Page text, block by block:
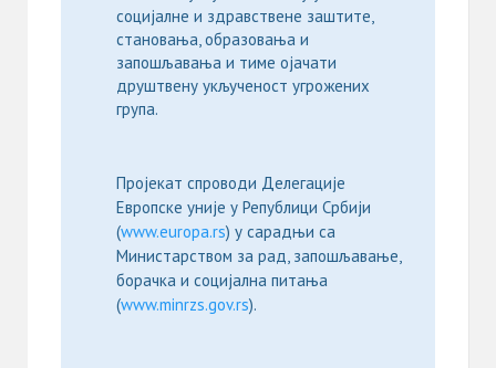
социјалне и здравствене заштите,
становања, образовања и
запошљавања и тиме ојачати
друштвену укљученост угрожених
група.
Пројекат спроводи Делегације
Европске уније у Републици Србији
(www.europa.rs) у сарадњи са
Министарством за рад, запошљавање,
борачка и социјална питања
(www.minrzs.gov.rs).